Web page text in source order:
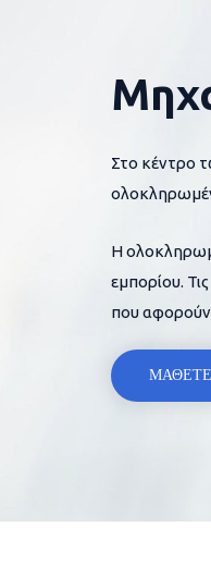
Στο κέντρο
Η
εμπορίου.
που αφορούν
ΜΑΘΕΤΕ